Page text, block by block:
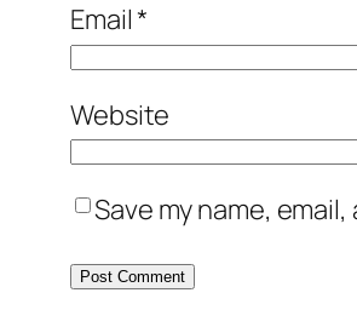
Email*
Website
Save my name,